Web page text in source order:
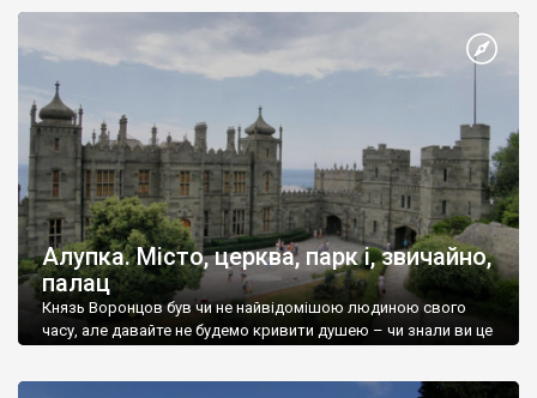
Алупка. Місто, церква, парк і, звичайно,
палац
Князь Воронцов був чи не найвідомішою людиною свого
часу, але давайте не будемо кривити душею – чи знали ви це